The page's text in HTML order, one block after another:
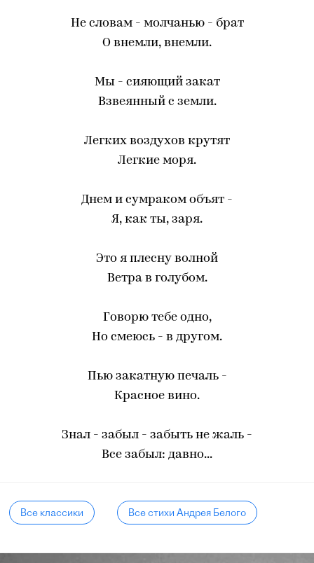
Не словам - молчанью - брат
О внемли, внемли.
Мы - сияющий закат
Взвеянный с земли.
Легких воздухов крутят
Легкие моря.
Днем и сумраком объят -
Я, как ты, заря.
Это я плесну волной
Ветра в голубом.
Говорю тебе одно,
Но смеюсь - в другом.
Пью закатную печаль -
Красное вино.
Знал - забыл - забыть не жаль -
Все забыл: давно...
Все классики Все стихи Андрея Белого